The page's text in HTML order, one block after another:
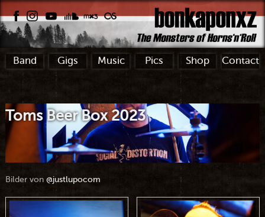
Band Gigs Music Pics Shop Contact
Toms Beer Box 2023
Bilder von @justlupocom